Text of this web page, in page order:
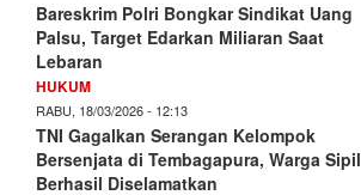
Bareskrim Polri Bongkar Sindikat Uang
Palsu, Target Edarkan Miliaran Saat
Lebaran
HUKUM
RABU, 18/03/2026 - 12:13
TNI Gagalkan Serangan Kelompok
Bersenjata di Tembagapura, Warga Sipil
Berhasil Diselamatkan